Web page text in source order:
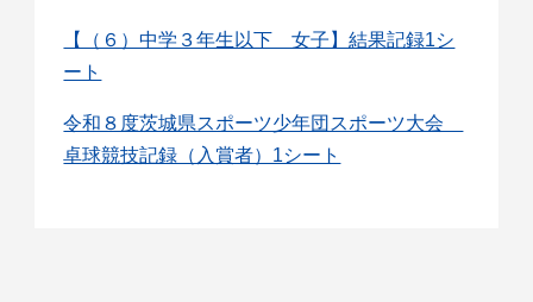
【（６）中学３年生以下 女子】結果記録1シ
ート
令和８度茨城県スポーツ少年団スポーツ大会
卓球競技記録（入賞者）1シート